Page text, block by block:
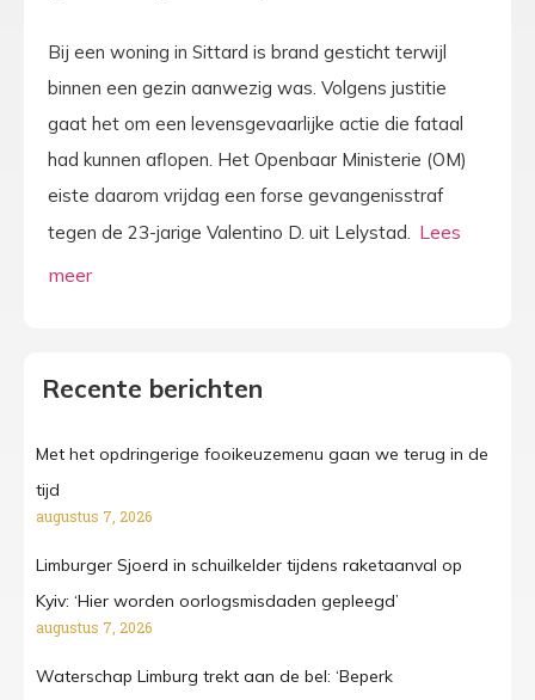
Bij een woning in Sittard is brand gesticht terwijl
binnen een gezin aanwezig was. Volgens justitie
gaat het om een levensgevaarlijke actie die fataal
had kunnen aflopen. Het Openbaar Ministerie (OM)
eiste daarom vrijdag een forse gevangenisstraf
tegen de 23-jarige Valentino D. uit Lelystad.
Recente berichten
Met het opdringerige fooikeuzemenu gaan we terug in de
tijd
augustus 7, 2026
Limburger Sjoerd in schuilkelder tijdens raketaanval op
Kyiv: ‘Hier worden oorlogsmisdaden gepleegd’
augustus 7, 2026
Waterschap Limburg trekt aan de bel: ‘Beperk